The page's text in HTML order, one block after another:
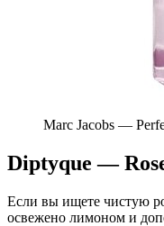
Marc Jacobs —
Diptyque —
Если вы ищете чистую
освежено лимоном и